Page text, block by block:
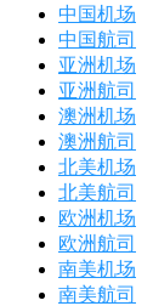
中国机场
中国航司
亚洲机场
亚洲航司
澳洲机场
澳洲航司
北美机场
北美航司
欧洲机场
欧洲航司
南美机场
南美航司